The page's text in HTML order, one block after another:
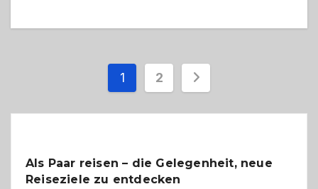
der
1 2
Als Paar reisen – die Gelegenheit, neue
Reiseziele zu entdecken